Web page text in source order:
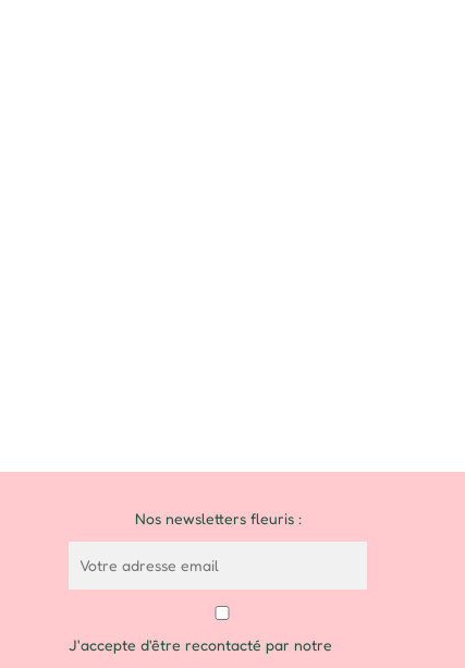
Nos newsletters fleuris :
J'accepte d'être recontacté par notre